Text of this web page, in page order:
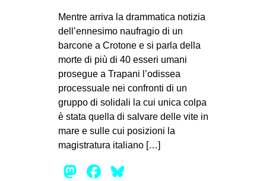
Mentre arriva la drammatica notizia
dell’ennesimo naufragio di un
barcone a Crotone e si parla della
morte di più di 40 esseri umani
prosegue a Trapani l’odissea
processuale nei confronti di un
gruppo di solidali la cui unica colpa
è stata quella di salvare delle vite in
mare e sulle cui posizioni la
magistratura italiano […]
Mastodon
Facebook